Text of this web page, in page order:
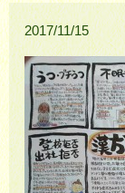
2017/11/15